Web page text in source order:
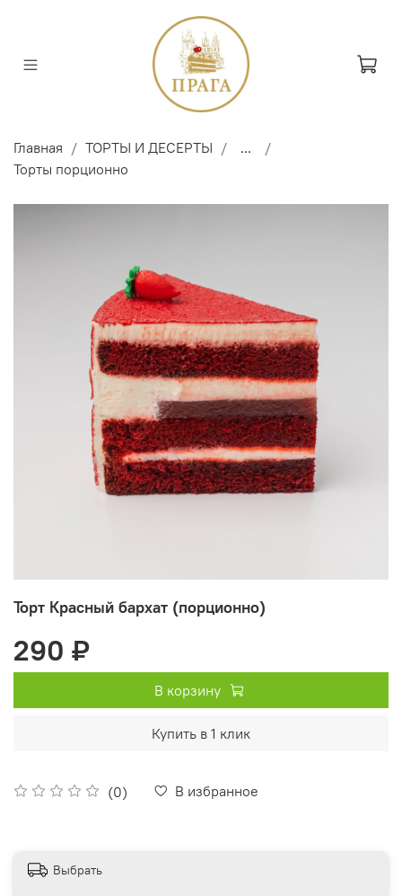
Главная ТОРТЫ И ДЕСЕРТЫ
...
Торты порционно
Торт Красный бархат (порционно)
(0) В избранное
290 ₽
В корзину
Купить в 1 клик
Выбрать